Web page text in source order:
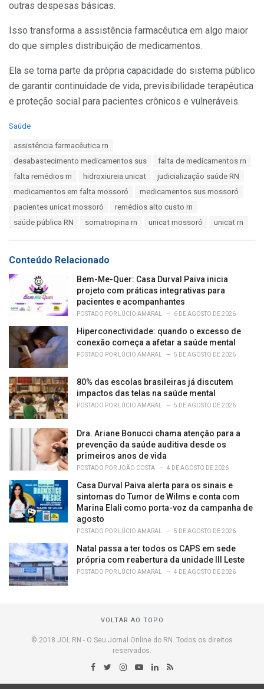
outras despesas básicas.
Isso transforma a assistência farmacêutica em algo maior
do que simples distribuição de medicamentos.
Ela se torna parte da própria capacidade do sistema público
de garantir continuidade de vida, previsibilidade terapêutica
e proteção social para pacientes crônicos e vulneráveis.
C
Saúde
assistência farmacêutica rn
desabastecimento medicamentos sus
falta de medicamentos rn
falta remédios rn
hidroxiureia unicat
judicialização saúde RN
medicamentos em falta mossoró
medicamentos sus mossoró
pacientes unicat mossoró
remédios alto custo rn
saúde pública RN
somatropina rn unicat mossoró unicat rn
Conteúdo Relacionado
Bem-Me-Quer: Casa Durval Paiva inicia
projeto com práticas integrativas para
pacientes e acompanhantes
POSTADO POR LÚCIO AMARAL 6 DE AGOSTO DE 2026
Hiperconectividade: quando o excesso de
conexão começa a afetar a saúde mental
POSTADO POR LÚCIO AMARAL 5 DE AGOSTO DE 2026
80% das escolas brasileiras já discutem
impactos das telas na saúde mental
POSTADO POR LÚCIO AMARAL 5 DE AGOSTO DE 2026
Dra. Ariane Bonucci chama atenção para a
prevenção da saúde auditiva desde os
primeiros anos de vida
POSTADO PORJOÃO COSTA 4 DE AGOSTO DE 2026
Casa Durval Paiva alerta para os sinais e
sintomas do Tumor de Wilms e conta com
Marina Elali como porta-voz da campanha de
agosto
POSTADO POR LÚCIO AMARAL 5 DE AGOSTO DE 2026
Natal passa a ter todos os CAPS em sede
própria com reabertura da unidade III Leste
POSTADO POR LÚCIO AMARAL 4 DE AGOSTO DE 2026
VOLTAR AO TOPO
© 2018 JOL RN - O Seu Jornal Online do RN. Todos os direitos
reservados.